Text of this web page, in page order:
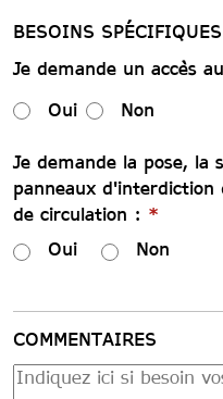
BESOINS SPÉCIFIQUES
Je demande un accès
Oui Non
Je demande la pose, la
panneaux
de circulation : *
Oui
Non
COMMENTAIRES